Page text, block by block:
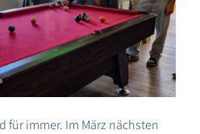
für immer. Im März nächsten